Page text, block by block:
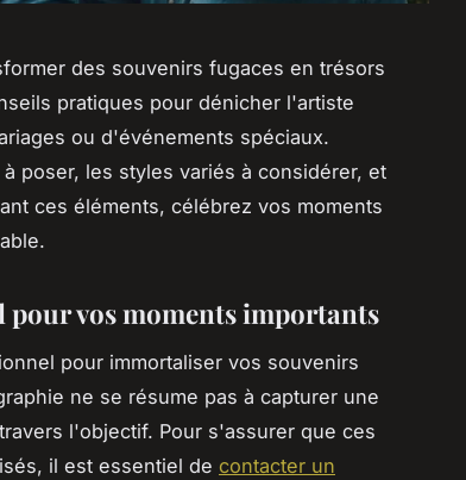
des souvenirs fugaces en trésors
pratiques pour dénicher l'artiste
ou d'événements spéciaux.
poser, les styles variés à considérer, et
ces éléments, célébrez vos moments
vos moments importants
pour immortaliser vos souvenirs
ne se résume pas à capturer une
l'objectif. Pour s'assurer que ces
il est essentiel de contacter un